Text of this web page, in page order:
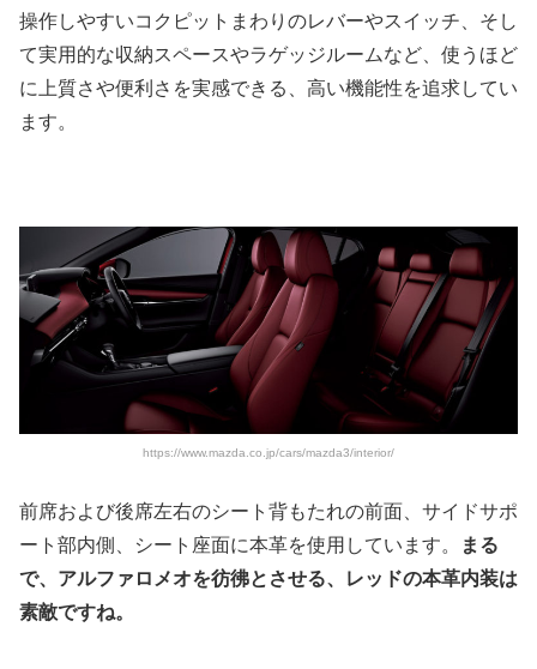
操作しやすいコクピットまわりのレバーやスイッチ、そし
て実用的な収納スペースやラゲッジルームなど、使うほど
に上質さや便利さを実感できる、高い機能性を追求してい
ます。
https://www.mazda.co.jp/cars/mazda3/interior/
前席および後席左右のシート背もたれの前面、サイドサポ
ート部内側、シート座面に本革を使用しています。
まる
で、アルファロメオを彷彿とさせる、レッドの本革内装は
素敵ですね。